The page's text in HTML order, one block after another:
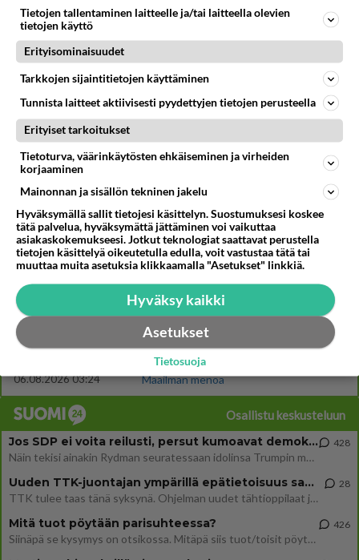
Jos SDP ei voita reilusti, persut kumoavat demokratian Suomesta
06.08.2026 09:02
427
Onko kaivattusi
Kummallinen jossakin suhteessa?
Ikävä
47
649
Mies, olenko ymmärtänyt oikein?
598
Kiteen Pallon superpesisjoukkue pelaa huumeiden vaikutuksen alaisena
05.08.2026 03:21
Kitee
Kauanko olet kaivannut kaivattuasi ja
koska hänet löysit?
05.08.2026 17:19
Ikävä
582
Perussuomalaisten kannatus nousi rytinällä Ylen tänään julkaisemassa tuoreimmassa gallup-kyselyssä.
06.08.2026 03:24
Maailman menoa
456
Osallistu keskusteluun
Jos SDP ei voita reilusti, persut kumoavat demokratian Suomesta
Näin tekisi ainakin Rydman seuratessaan idolinsa Trumpin mallia https://www.is.fi/politiikka/art-2000012187244.html
428
Uuden TTK-juontajan ympärillä epätietoisuus sakenee - Nyt MTV hämmentää soppaa
TTK tulee taas tänä syksynä. Ohjelman uudet tähtioppilaat julkistetaan torstaina 6. elokuuta klo 14 alkavassa lehdistö
28
Mitä tuot pöytään parisuhteessa?
Siinäpä se kysymys on otsikossa. Mitäpä siis tuot/toisit pöytään parisuhteessa? Oletko mies vai nainen? Koetko sen mitä
426
Tietojen tallentaminen laitteelle ja/tai laitteella olevien
tietojen käyttö
Erityisominaisuudet
Tarkkojen sijaintitietojen käyttäminen
Tunnista laitteet aktiivisesti pyydettyjen tietojen perusteella
Erityiset tarkoitukset
Tietoturva, väärinkäytösten ehkäiseminen ja virheiden
korjaaminen
Mainonnan ja sisällön tekninen jakelu
Hyväksymällä sallit tietojesi käsittelyn. Suostumuksesi koskee
tätä palvelua, hyväksymättä jättäminen voi vaikuttaa
asiakaskokemukseesi. Jotkut teknologiat saattavat perustella
tietojen käsittelyä oikeutetulla edulla, voit vastustaa tätä tai
muuttaa muita asetuksia klikkaamalla "Asetukset" linkkiä.
Hyväksy kaikki
Asetukset
Tietosuoja